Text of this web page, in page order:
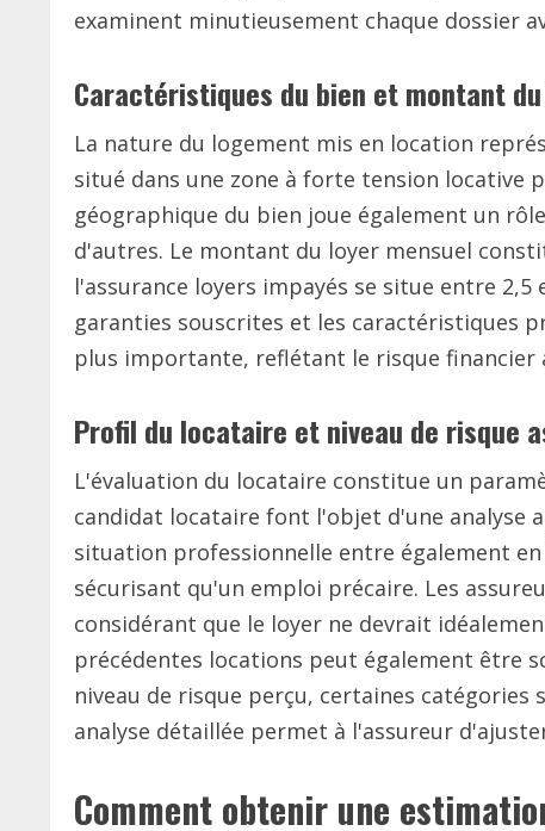
examinent minutieusement chaque dossier
Caractéristiques du bien et montant
La nature du logement mis en location
situé dans une zone à forte tension locative
géographique du bien joue également un
d'autres. Le montant du loyer mensuel
l'assurance loyers impayés se situe entre
garanties souscrites et les caractéristiques
plus importante, reflétant le risque financier
Profil du locataire et niveau de risque
L'évaluation du locataire constitue un
candidat locataire font l'objet d'une analyse
situation professionnelle entre également
sécurisant qu'un emploi précaire. Les
considérant que le loyer ne devrait
précédentes locations peut également être
niveau de risque perçu, certaines
analyse détaillée permet à l'assureur
Comment obtenir une